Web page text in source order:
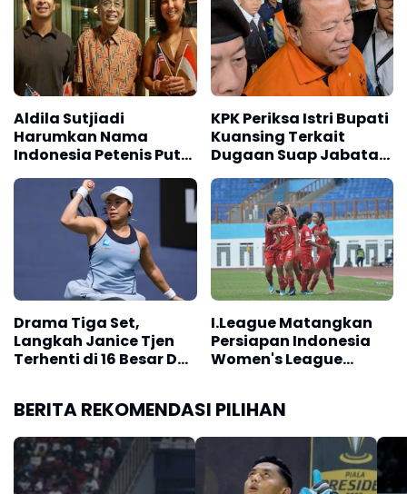
Aldila Sutjiadi
Harumkan Nama
Indonesia Petenis Putri
Tanah Air Cetak
Sejarah
KPK Periksa Istri Bupati
Kuansing Terkait
Dugaan Suap Jabatan
dan Gratifikasi
Drama Tiga Set,
Langkah Janice Tjen
Terhenti di 16 Besar DC
I.League Matangkan
Persiapan Indonesia
Women's League
BERITA REKOMENDASI PILIHAN